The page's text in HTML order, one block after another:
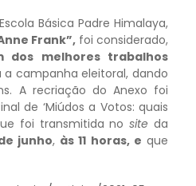
Básica Padre Himalaya,
Frank”, foi considerado,
dos melhores trabalhos
a campanha eleitoral, dando
A recriação do Anexo foi
de ‘Miúdos a Votos: quais
foi transmitida nositeda
junho, às 11 horas, e que